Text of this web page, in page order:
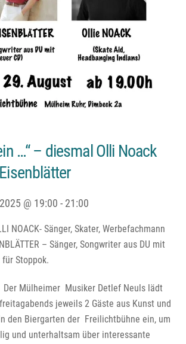
…“ – diesmal Olli Noack
@ 19:00 - 21:00
NOACK- Sänger, Skater, Werbefachmann
– Sänger, Songwriter aus DU mit
für Stoppok.
Der Mülheimer Musiker Detlef Neuls lädt
jeweils 2 Gäste aus Kunst und
den Biergarten der Freilichtbühne ein, um
und unterhaltsam über interessante